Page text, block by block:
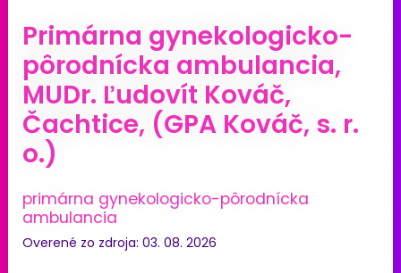
Primárna gynekologicko-
pôrodnícka ambulancia,
MUDr. Ľudovít Kováč,
Čachtice, (GPA Kováč, s. r.
o.)
primárna gynekologicko-pôrodnícka
ambulancia
Overené zo zdroja: 03. 08. 2026